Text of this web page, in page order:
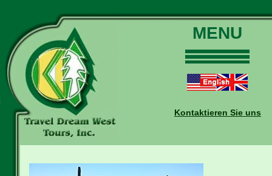
MENU
Touren
Daten und Preise
Buchungen
Auskünfte
Kontaktieren Sie uns